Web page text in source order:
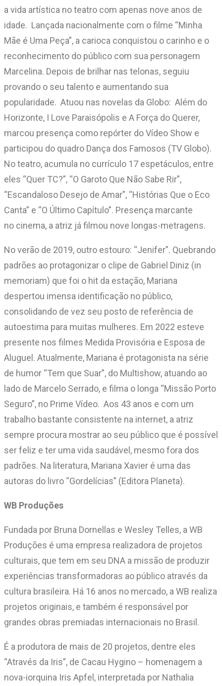
a vida artística no teatro com apenas nove anos de
idade. Lançada nacionalmente com o filme “Minha
Mãe é Uma Peça”, a carioca conquistou o carinho e o
reconhecimento do público com sua personagem
Marcelina. Depois de brilhar nas telonas, seguiu
provando o seu talento e aumentando sua
popularidade. Atuou nas novelas da Globo: Além do
Horizonte, I Love Paraisópolis e A Força do Querer,
marcou presença como repórter do Vídeo Show e
participou do quadro Dança dos Famosos (TV Globo).
No teatro, acumula no currículo 17 espetáculos, entre
eles “Quer TC?”, “O Garoto Que Não Sabe Rir”,
“Escandaloso Desejo de Amar”, “Histórias Que o Eco
Canta” e “O Último Capítulo”. Presença marcante
no cinema, a atriz já filmou nove longas-metragens.
No verão de 2019, outro estouro: “Jenifer”. Quebrando
padrões ao protagonizar o clipe de Gabriel Diniz (in
memoriam) que foi o hit da estação, Mariana
despertou imensa identificação no público,
consolidando de vez seu posto de referência de
autoestima para muitas mulheres. Em 2022 esteve
presente nos filmes Medida Provisória e Esposa de
Aluguel. Atualmente, Mariana é protagonista na série
de humor “Tem que Suar”, do Multishow, atuando ao
lado de Marcelo Serrado, e filma o longa “Missão Porto
Seguro”, no Prime Vídeo. Aos 43 anos e com um
trabalho bastante consistente na internet, a atriz
sempre procura mostrar ao seu público que é possível
ser feliz e ter uma vida saudável, mesmo fora dos
padrões. Na literatura, Mariana Xavier é uma das
autoras do livro “Gordelícias” (Editora Planeta).
WB Produções
Fundada por Bruna Dornellas e Wesley Telles, a WB
Produções é uma empresa realizadora de projetos
culturais, que tem em seu DNA a missão de produzir
experiências transformadoras ao público através da
cultura brasileira. Há 16 anos no mercado, a WB realiza
projetos originais, e também é responsável por
grandes obras premiadas internacionais no Brasil.
É a produtora de mais de 20 projetos, dentre eles
“Através da Iris”, de Cacau Hygino – homenagem a
nova-iorquina Iris Apfel, interpretada por Nathalia